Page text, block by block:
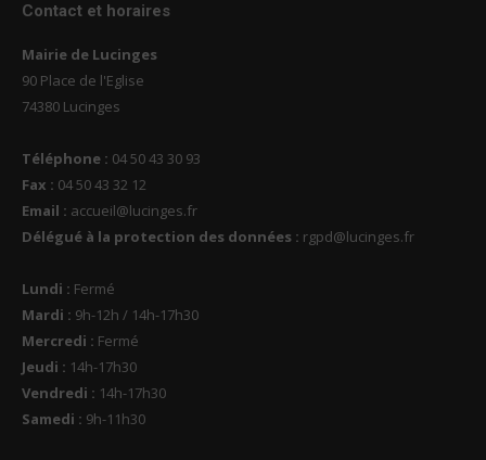
Contact et horaires
Mairie de Lucinges
90 Place de l'Eglise
74380 Lucinges
Téléphone : 04 50 43 30 93
Fax : 04 50 43 32 12
Email : accueil@lucinges.fr
Délégué à la protection des données : rgpd@lucinges.fr
Lundi : Fermé
Mardi : 9h-12h / 14h-17h30
Mercredi : Fermé
Jeudi : 14h-17h30
Vendredi : 14h-17h30
Samedi : 9h-11h30